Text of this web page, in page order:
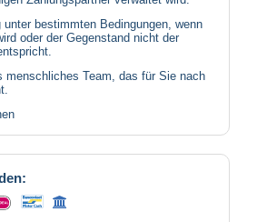
unter bestimmten Bedingungen, wenn
oder der Gegenstand nicht der
menschliches Team, das für Sie nach